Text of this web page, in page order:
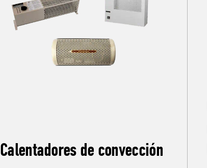
Calentadores de convección